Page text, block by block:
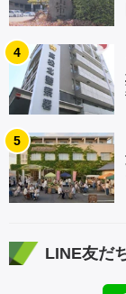
4
5
LINE友だ